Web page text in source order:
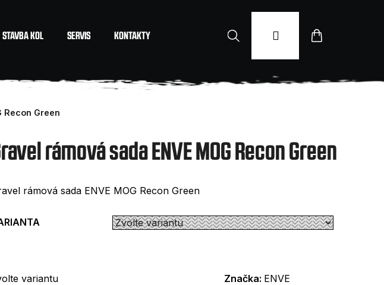
STAVBA KOL SERVIS KONTAKTY Hledat PřihlášeníNákupní
košík
Recon Green
rámová sada ENVE MOG Recon Green
rámová sada ENVE MOG Recon Green
variantu Značka: ENVE